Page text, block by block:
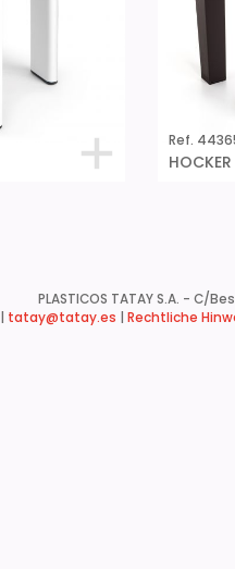
Ref.
PLASTICOS TATAY S.A. - C/
| tatay@tatay.es | Rechtliche